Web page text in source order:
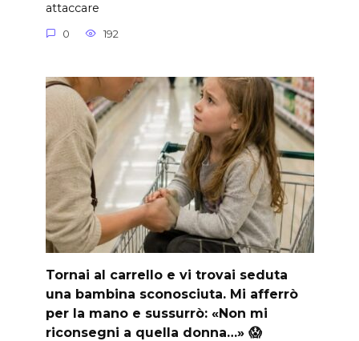
attaccare
0 192
Tornai al carrello e vi trovai seduta
una bambina sconosciuta. Mi afferrò
per la mano e sussurrò: «Non mi
riconsegni a quella donna…» 😱